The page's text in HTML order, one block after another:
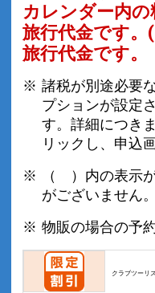
カレンダー内の
旅行代金です。
旅行代金です。
諸税が別途必要
プションが設定
す。詳細につき
リックし、申込
（ ）内の表示
がございません。
物販の場合の予
クラブツーリ